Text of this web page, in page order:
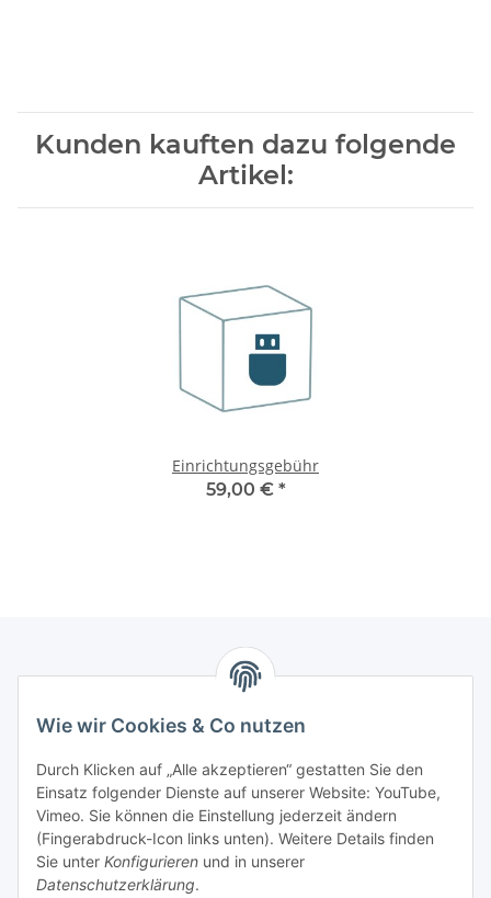
Kunden kauften dazu folgende
Artikel:
Einrichtungsgebühr
59,00 € *
PROMADENT UG
Im Nordfeld 13
29336 Nienhagen
Wie wir Cookies & Co nutzen
Durch Klicken auf „Alle akzeptieren“ gestatten Sie den
Einsatz folgender Dienste auf unserer Website: YouTube,
Vimeo. Sie können die Einstellung jederzeit ändern
(Fingerabdruck-Icon links unten). Weitere Details finden
Sie unter Konfigurieren und in unserer
Datenschutzerklärung.